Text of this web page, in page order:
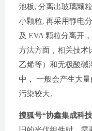
池板, 分离出玻璃颗
小颗粒, 再采用静电
及 EVA 颗粒分离开
方法方面，相关技术
乙烯等）和无极酸碱
中， 一般会产生大
污染较大。
搜狐号“协鑫集成科